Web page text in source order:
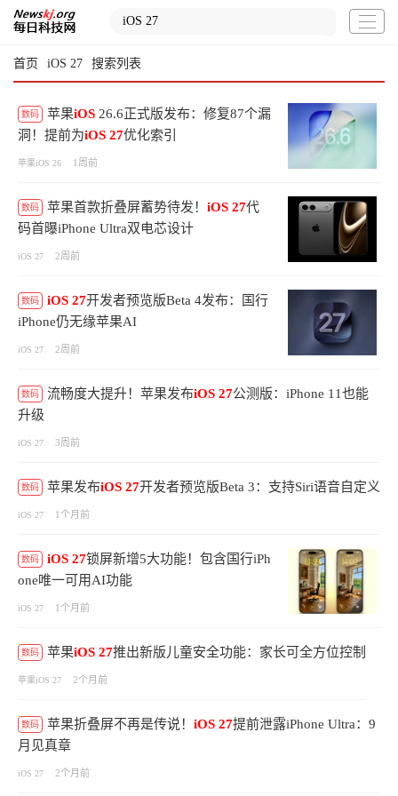
首页 iOS 27 搜索列表
数码 苹果iOS 26.6正式版发布：修复87个漏
洞！提前为iOS 27优化索引
苹果iOS 26 1周前
数码 苹果首款折叠屏蓄势待发！ iOS 27代
码首曝iPhone Ultra双电芯设计
iOS 27 2周前
数码 iOS 27开发者预览版Beta 4发布：国行
iPhone仍无缘苹果AI
iOS 27 2周前
数码 流畅度大提升！苹果发布iOS 27公测版：iPhone 11也能
升级
iOS 27 3周前
数码 苹果发布iOS 27开发者预览版Beta 3：支持Siri语音自定义
iOS 27 1个月前
数码 iOS 27锁屏新增5大功能！包含国行iPh
one唯一可用AI功能
iOS 27 1个月前
数码 苹果iOS 27推出新版儿童安全功能：家长可全方位控制
苹果iOS 27 2个月前
数码 苹果折叠屏不再是传说！ iOS 27提前泄露iPhone Ultra：9
月见真章
iOS 27 2个月前